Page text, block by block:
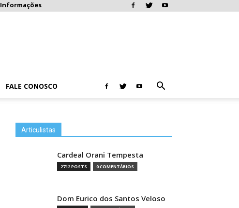
Informações
FALE CONOSCO
Articulistas
Cardeal Orani Tempesta
2712 POSTS 0 COMENTÁRIOS
Dom Eurico dos Santos Veloso